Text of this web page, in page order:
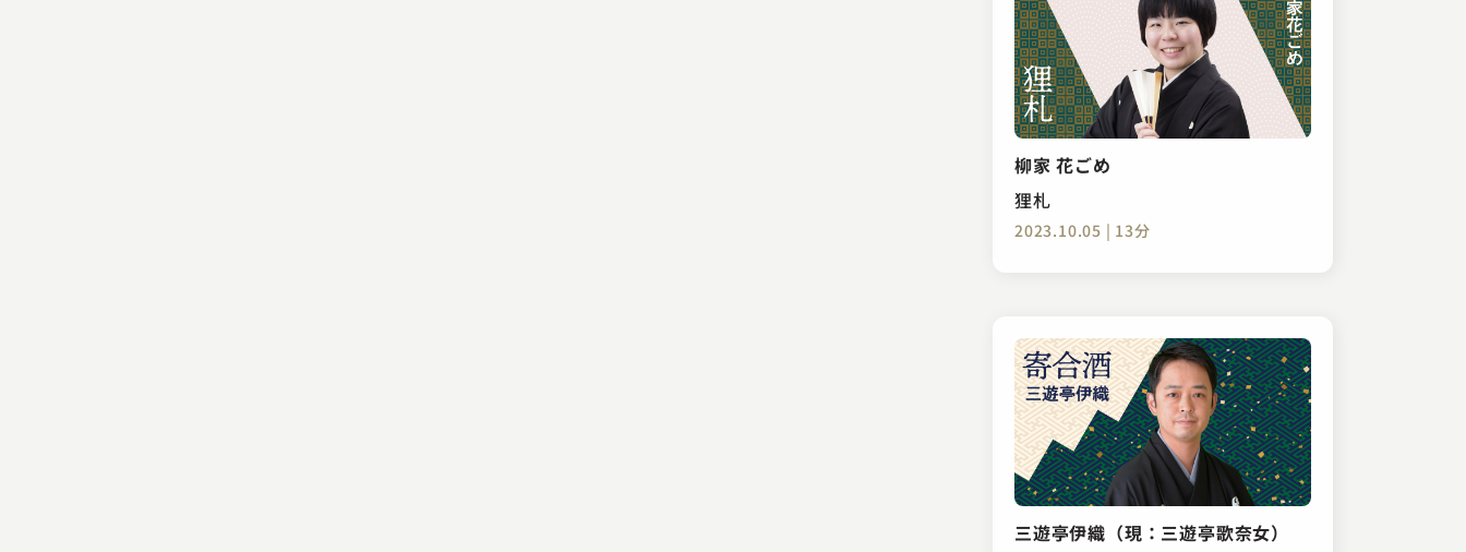
柳家 花ごめ
狸札
2023.10.05 | 13分
三遊亭伊織（現：三遊亭歌奈女）